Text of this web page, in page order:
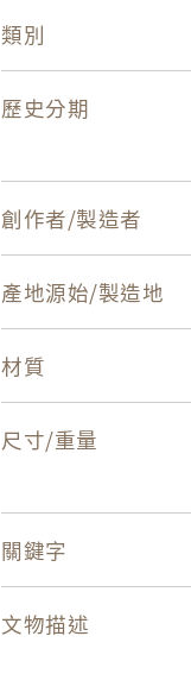
類別
歷史分期
創作者/製造者
產地源始/製造地
材質
尺寸/重量
關鍵字
文物描述